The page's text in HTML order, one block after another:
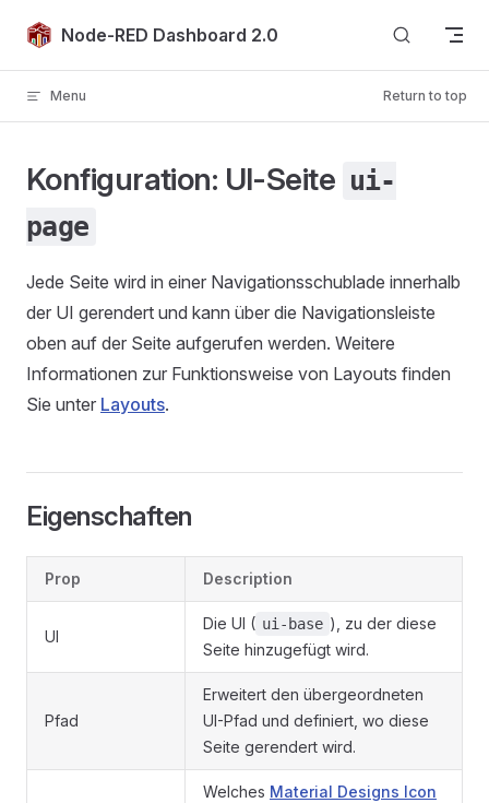
Skip to content
Node-RED Dashboard 2.0
Menu Return to top
Konfiguration: UI-Seite ui-
page
Jede Seite wird in einer Navigationsschublade innerhalb
der UI gerendert und kann über die Navigationsleiste
oben auf der Seite aufgerufen werden. Weitere
Informationen zur Funktionsweise von Layouts finden
Sie unter Layouts.
Eigenschaften
Prop Description
UI
Die UI ( ui-base ), zu der diese
Seite hinzugefügt wird.
Pfad
Erweitert den übergeordneten
UI-Pfad und definiert, wo diese
Seite gerendert wird.
Welches Material Designs Icon